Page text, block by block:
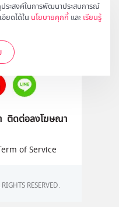
ระสงค์ในการพัฒนาประสบการณ์
ยดได้ใน นโยบายคุกกี้ และ เรียนรู้
ด้ที่
ติดต่อลงโฆษณา
of Service
RESERVED.